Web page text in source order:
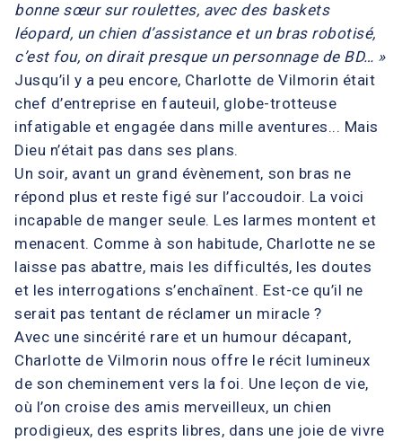
bonne sœur sur roulettes, avec des baskets
léopard, un chien d’assistance et un bras robotisé,
c’est fou, on dirait presque un personnage de BD… »
Jusqu’il y a peu encore, Charlotte de Vilmorin était
chef d’entreprise en fauteuil, globe-trotteuse
infatigable et engagée dans mille aventures... Mais
Dieu n’était pas dans ses plans.
Un soir, avant un grand évènement, son bras ne
répond plus et reste figé sur l’accoudoir. La voici
incapable de manger seule. Les larmes montent et
menacent. Comme à son habitude, Charlotte ne se
laisse pas abattre, mais les difficultés, les doutes
et les interrogations s’enchaînent. Est-ce qu’il ne
serait pas tentant de réclamer un miracle ?
Avec une sincérité rare et un humour décapant,
Charlotte de Vilmorin nous offre le récit lumineux
de son cheminement vers la foi. Une leçon de vie,
où l’on croise des amis merveilleux, un chien
prodigieux, des esprits libres, dans une joie de vivre